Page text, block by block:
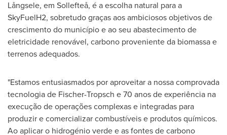
Långsele, em Sollefteå, é a escolha natural para a
SkyFuelH2, sobretudo graças aos ambiciosos objetivos de
crescimento do município e ao seu abastecimento de
eletricidade renovável, carbono proveniente da biomassa e
terrenos adequados.
"Estamos entusiasmados por aproveitar a nossa comprovada
tecnologia de Fischer-Tropsch e 70 anos de experiência na
execução de operações complexas e integradas para
produzir e comercializar combustíveis e produtos químicos.
Ao aplicar o hidrogénio verde e as fontes de carbono